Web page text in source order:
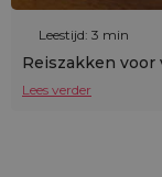
Leestijd: 3 min
Reiszakken voor
Lees verder